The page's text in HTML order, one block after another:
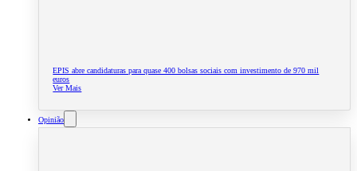
EPIS abre candidaturas para quase 400 bolsas sociais com investimento de 970 mil
euros
Ver Mais
Opinião